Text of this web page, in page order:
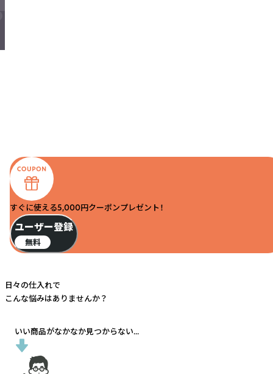
すぐに使える5,000円クーポンプレゼント！
ユーザー登録
無料
日々の仕入れで
こんな悩みはありませんか？
いい商品がなかなか見つからない...